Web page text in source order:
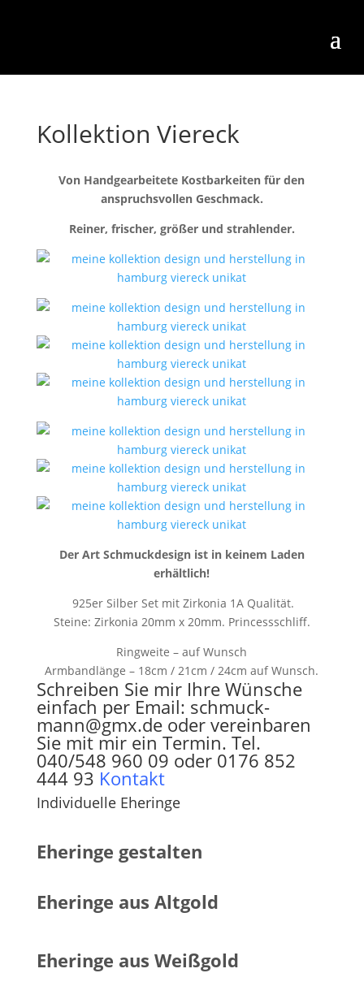
Kollektion Viereck
Von Handgearbeitete Kostbarkeiten für den
anspruchsvollen Geschmack.
Reiner, frischer, größer und strahlender.
Der Art Schmuckdesign ist in keinem Laden
erhältlich!
925er Silber Set mit Zirkonia 1A Qualität.
Steine: Zirkonia 20mm x 20mm. Princessschliff.
Ringweite – auf Wunsch
Armbandlänge – 18cm / 21cm / 24cm auf Wunsch.
Schreiben Sie mir Ihre Wünsche
einfach per Email: schmuck-
mann@gmx.deoder vereinbaren
Sie mit mir ein Termin. Tel.
040/548 960 09 oder 0176 852
444 93 Kontakt
Individuelle Eheringe
Eheringe gestalten
Eheringe aus Altgold
Eheringe aus Weißgold